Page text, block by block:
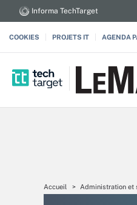
Informa TechTarget
COOKIES PROJETS IT AGENDA
Accueil Administration et